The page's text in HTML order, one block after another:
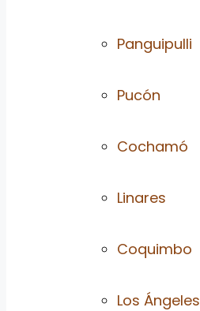
Panguipulli
Pucón
Cochamó
Linares
Coquimbo
Los Ángeles